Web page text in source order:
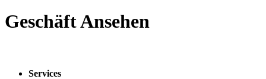
Geschäft Ansehen
Services